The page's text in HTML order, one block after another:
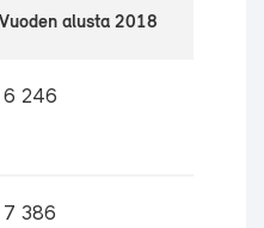
Vuoden alusta 2018
6 246
7 386